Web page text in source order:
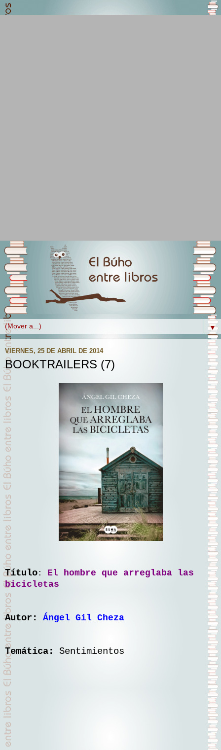
▼
VIERNES, 25 DE ABRIL DE 2014
BOOKTRAILERS (7)
Título: El hombre que arreglaba las
bicicletas
Autor: Ángel Gil Cheza
Temática: Sentimientos